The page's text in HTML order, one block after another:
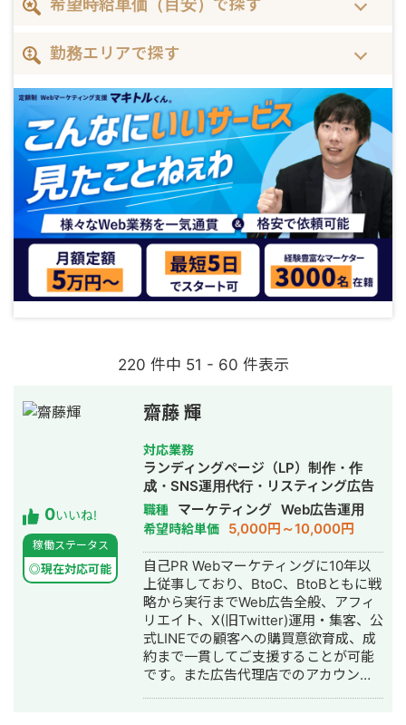
希望時給単価（目安）で探す
勤務エリアで探す
220 件中 51 - 60 件表示
0いいね!
稼働ステータス
◎現在対応可能
齋藤 輝
対応業務
ランディングページ（LP）制作・作
成・SNS運用代行・リスティング広告
運用代行
職種 マーケティング Web広告運用
希望時給単価 5,000円～10,000円
自己PR Webマーケティングに10年以
上従事しており、BtoC、BtoBともに戦
略から実行までWeb広告全般、アフィ
リエイト、X(旧Twitter)運用・集客、公
式LINEでの顧客への購買意欲育成、成
約まで一貫してご支援することが可能
です。また広告代理店でのアカウント